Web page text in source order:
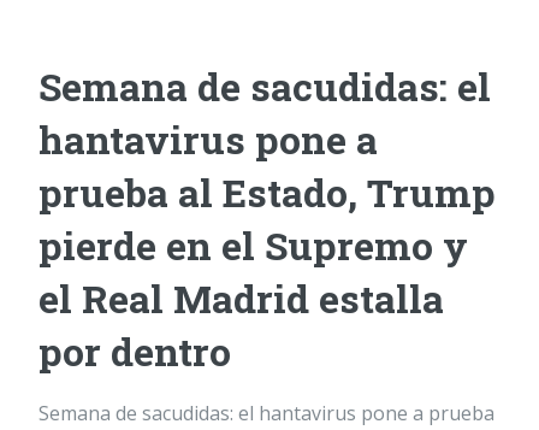
Semana de sacudidas: el
hantavirus pone a
prueba al Estado, Trump
pierde en el Supremo y
el Real Madrid estalla
por dentro
Semana de sacudidas: el hantavirus pone a prueba